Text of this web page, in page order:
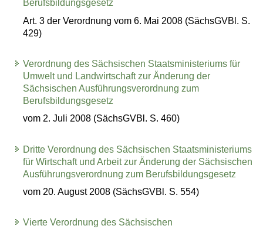
Berufsbildungsgesetz
Art. 3 der Verordnung vom 6. Mai 2008 (SächsGVBl. S.
429)
Verordnung des Sächsischen Staatsministeriums für
Umwelt und Landwirtschaft zur Änderung der
Sächsischen Ausführungsverordnung zum
Berufsbildungsgesetz
vom 2. Juli 2008 (SächsGVBl. S. 460)
Dritte Verordnung des Sächsischen Staatsministeriums
für Wirtschaft und Arbeit zur Änderung der Sächsischen
Ausführungsverordnung zum Berufsbildungsgesetz
vom 20. August 2008 (SächsGVBl. S. 554)
Vierte Verordnung des Sächsischen